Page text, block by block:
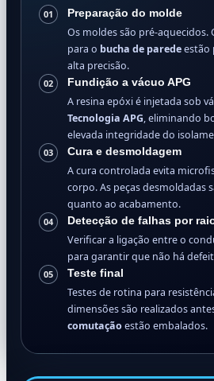
01 Preparação do molde
Os moldes são pré-
para o bucha de paredeestão
alta precisão.
02 Fundição a vácuo APG
A resina epóxi é injetada sob
Tecnologia APG, eliminando
elevada integridade do
03 Cura e desmoldagem
A cura controlada evita
corpo. As peças desmoldadas
quanto ao acabamento.
04 Detecção de falhas por
Verificar a ligação entre o
para garantir que não há
05 Teste final
Testes de rotina para
dimensões são realizados
comutaçãoestão embalados.